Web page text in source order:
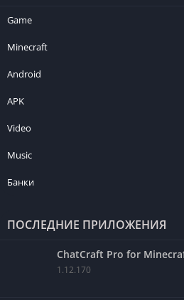
Game
Minecraft
Android
APK
Video
Music
Банки
ПОСЛЕДНИЕ ПРИЛОЖЕНИЯ
ChatCraft Pro for
1.12.170